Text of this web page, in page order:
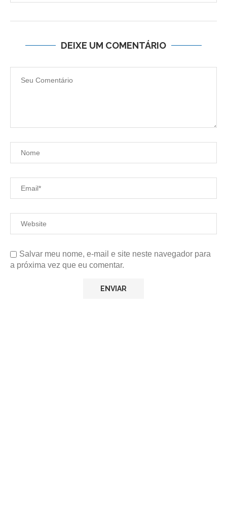
DEIXE UM COMENTÁRIO
Salvar meu nome, e-mail e site neste navegador para
a próxima vez que eu comentar.